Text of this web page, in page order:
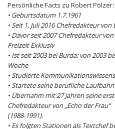
Persönliche Facts zu Robert Pölzer:
• Geburtsdatum 1.7.1961
• Seit 1. Juli 2016 Chefredakteur von
• Davor seit 2007 Chefredakteur
Freizeit Exklusiv
• Ist seit 2003 bei Burda: von 2003
Woche
• Studierte
• Startete seine berufliche
• Übernahm mit 27 Jahren seine
Chefredakteur von „Echo der Frau“
(1988-1991).
• Es folgten Stationen als Textchef